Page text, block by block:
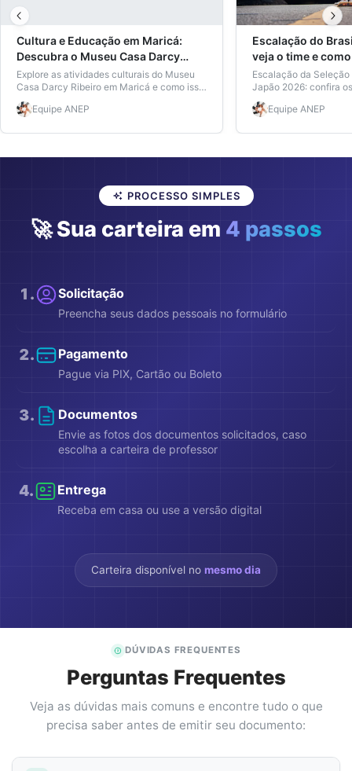
Cultura e Educação em Maricá:
Descubra o Museu Casa Darcy
Ribeiro
Explore as atividades culturais do Museu
Casa Darcy Ribeiro em Maricá e como isso
pode enriquecer sua educação.
Equipe ANEP
Escalação do
veja o time e
pagando metade
Escalação da
Japão 2026: confira
onde assistir aos
meia-entrada e como
Equipe ANEP
PROCESSO SIMPLES
🚀 Sua carteira em 4 passos
1 . Solicitação
Preencha seus dados pessoais no formulário
2. Pagamento
Pague via PIX, Cartão ou Boleto
3. Documentos
Envie as fotos dos documentos solicitados, caso
escolha a carteira de professor
4. Entrega
Receba em casa ou use a versão digital
Carteira disponível no mesmo dia
DÚVIDAS FREQUENTES
Perguntas Frequentes
Veja as dúvidas mais comuns e encontre tudo o que
precisa saber antes de emitir seu documento: